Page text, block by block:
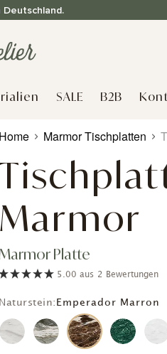
SALE B2B
Home Marmor Tischplatten
Marmor
Marmor Platte
5.00 aus 2 Bewertungen
Naturstein: Emperador Marron